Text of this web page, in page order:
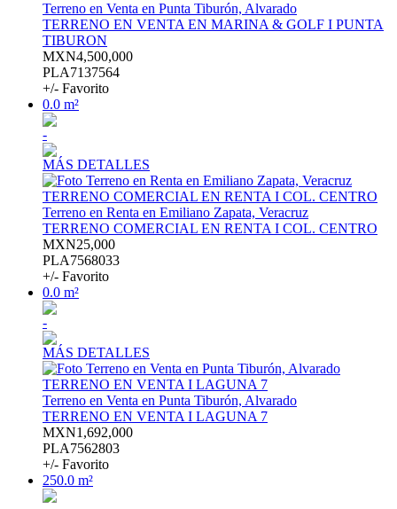
Terreno en Venta en Punta Tiburón, Alvarado
TERRENO EN VENTA EN MARINA & GOLF I PUNTA
TIBURON
MXN4,500,000
PLA7137564
+/- Favorito
0.0 m²
-
MÁS DETALLES
Terreno en Renta en Emiliano Zapata, Veracruz
TERRENO COMERCIAL EN RENTA I COL. CENTRO
MXN25,000
PLA7568033
+/- Favorito
0.0 m²
-
MÁS DETALLES
Terreno en Venta en Punta Tiburón, Alvarado
TERRENO EN VENTA I LAGUNA 7
MXN1,692,000
PLA7562803
+/- Favorito
250.0 m²